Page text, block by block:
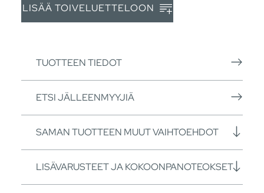
LISÄÄ TOIVELUETTELOON
TUOTTEEN TIEDOT
ETSI JÄLLEENMYYJIÄ
SAMAN TUOTTEEN MUUT VAIHTOEHDOT
LISÄVARUSTEET JA KOKOONPANOTEOKSET